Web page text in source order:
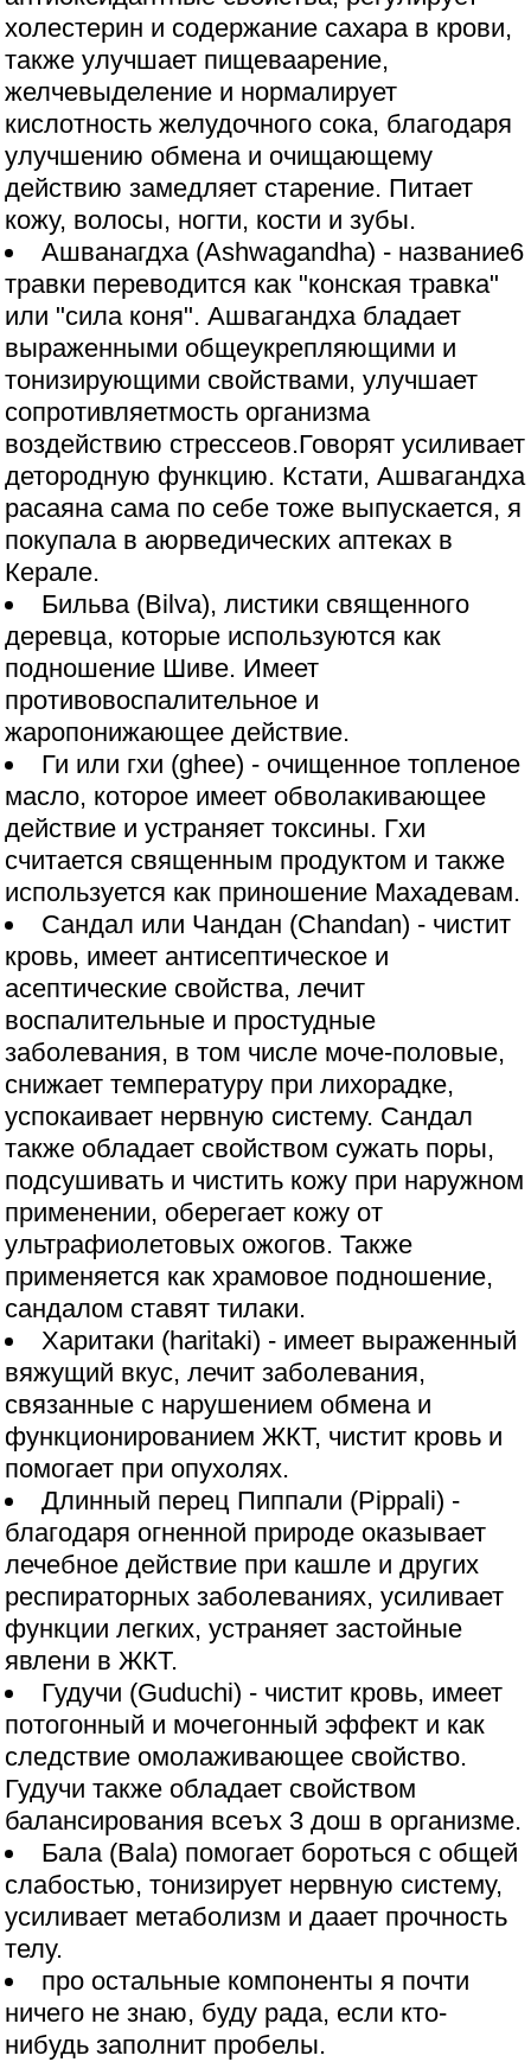
холестерин и содержание сахара в крови,
также улучшает пищеваарение,
желчевыделение и нормалирует
кислотность желудочного сока, благодаря
улучшению обмена и очищающему
действию замедляет старение. Питает
кожу, волосы, ногти, кости и зубы.
Ашванагдха (Ashwagandha) - название6
травки переводится как "конская травка"
или "сила коня". Ашвагандха бладает
выраженными общеукрепляющими и
тонизирующими свойствами, улучшает
сопротивляетмость организма
воздействию стрессеов.Говорят усиливает
детородную функцию. Кстати, Ашвагандха
расаяна сама по себе тоже выпускается, я
покупала в аюрведических аптеках в
Керале.
Бильва (Bilva), листики священного
деревца, которые используются как
подношение Шиве. Имеет
противовоспалительное и
жаропонижающее действие.
Ги или гхи (ghee) - очищенное топленое
масло, которое имеет обволакивающее
действие и устраняет токсины. Гхи
считается священным продуктом и также
используется как приношение Махадевам.
Сандал или Чандан (Chandan) - чистит
кровь, имеет антисептическое и
асептические свойства, лечит
воспалительные и простудные
заболевания, в том числе моче-половые,
снижает температуру при лихорадке,
успокаивает нервную систему. Сандал
также обладает свойством сужать поры,
подсушивать и чистить кожу при наружном
применении, оберегает кожу от
ультрафиолетовых ожогов. Также
применяется как храмовое подношение,
сандалом ставят тилаки.
Харитаки (haritaki) - имеет выраженный
вяжущий вкус, лечит заболевания,
связанные с нарушением обмена и
функционированием ЖКТ, чистит кровь и
помогает при опухолях.
Длинный перец Пиппали (Pippali) -
благодаря огненной природе оказывает
лечебное действие при кашле и других
респираторных заболеваниях, усиливает
функции легких, устраняет застойные
явлени в ЖКТ.
Гудучи (Guduchi) - чистит кровь, имеет
потогонный и мочегонный эффект и как
следствие омолаживающее свойство.
Гудучи также обладает свойством
балансирования всеъх 3 дош в организме.
Бала (Bala) помогает бороться с общей
слабостью, тонизирует нервную систему,
усиливает метаболизм и даает прочность
телу.
про остальные компоненты я почти
ничего не знаю, буду рада, если кто-
нибудь заполнит пробелы.